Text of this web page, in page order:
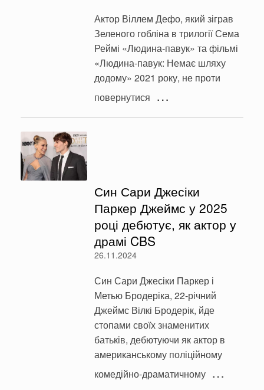
Актор Віллем Дефо, який зіграв
Зеленого гобліна в трилогії Сема
Реймі «Людина-павук» та фільмі
«Людина-павук: Немає шляху
додому» 2021 року, не проти
повернутися …
Син Сари Джесіки
Паркер Джеймс у 2025
році дебютує, як актор у
драмі CBS
26.11.2024
Син Сари Джесіки Паркер і
Метью Бродеріка, 22-річний
Джеймс Вілкі Бродерік, йде
стопами своїх знаменитих
батьків, дебютуючи як актор в
американському поліційному
комедійно-драматичному …